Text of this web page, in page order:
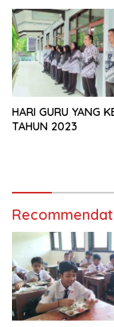
HARI GURU YANG
TAHUN 2023